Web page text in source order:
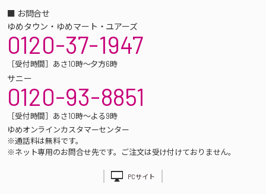
■ お問合せ
ゆめタウン・ゆめマート・ユアーズ
0120-37-1947
［受付時間］あさ10時～夕方6時
サニー
0120-93-8851
［受付時間］あさ10時～よる9時
ゆめオンラインカスタマーセンター
※通話料は無料です。
※ネット専用のお問合せ先です。ご注文は受け付けておりません。
PCサイト